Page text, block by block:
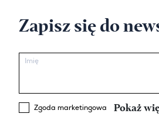
Zapisz się do
Imię
Zgoda marketingowa Pokaż